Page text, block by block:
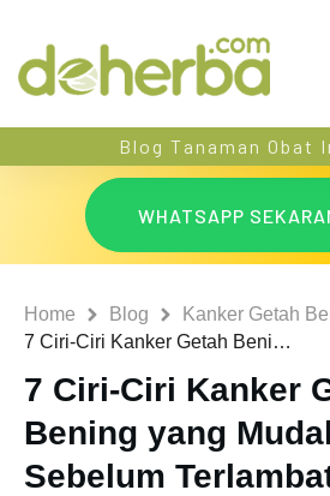
Blog Tanaman Obat
WHATSAPP
Home Blog
Kanker Getah
7 Ciri-Ciri Kanker Getah Bening yang Mudah Dikenali Sebelum Terlambat
7 Ciri-Ciri Kanker
Bening yang
Sebelum